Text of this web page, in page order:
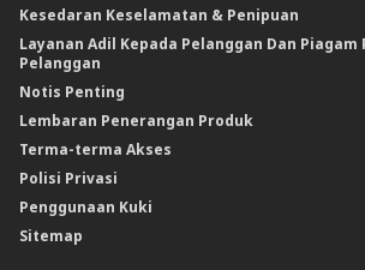
Kesedaran Keselamatan & Penipuan
Layanan Adil Kepada Pelanggan Dan
Pelanggan
Notis Penting
Lembaran Penerangan Produk
Terma-terma Akses
Polisi Privasi
Penggunaan Kuki
Sitemap